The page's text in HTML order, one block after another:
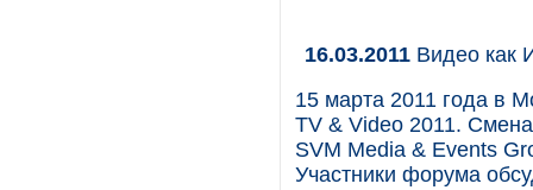
16.03.2011 Видео как
15 марта 2011 года в
TV & Video 2011.
SVM Media & Events
Участники форума